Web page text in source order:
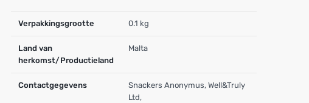
Verpakkingsgrootte 0.1 kg
Land van
herkomst/Productieland
Malta
Contactgegevens
Snackers Anonymus, Well&Truly
Ltd,